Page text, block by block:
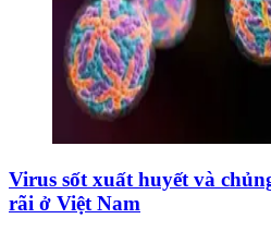
Virus sốt xuất huyết và
rãi ở Việt Nam